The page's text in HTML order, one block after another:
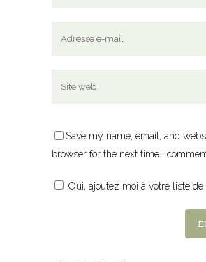
Save my name, email, and
browser for the next time I
Oui, ajoutez moi à votre liste de